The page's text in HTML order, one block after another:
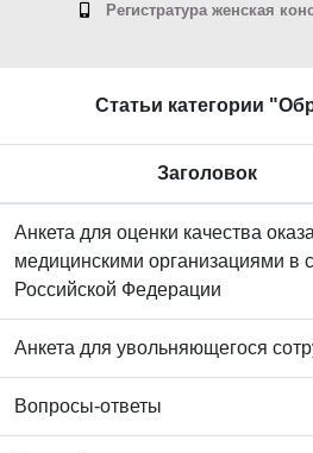
Регистратура женская
Статьи категории
Заголовок
Анкета для оценки качества
медицинскими организациями в
Российской Федерации
Анкета для увольняющегося
Вопросы-ответы